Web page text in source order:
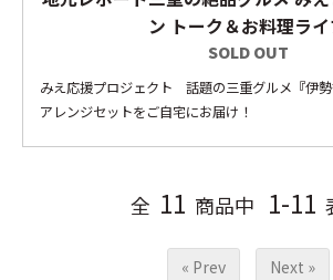
ン トーク＆お料理ラ
SOLD OUT
みえ応援プロジェクト 話題の三重グルメ『伊
アレンジセットをご自宅にお届け！
全 11 商品中 1-11
« Prev Next »